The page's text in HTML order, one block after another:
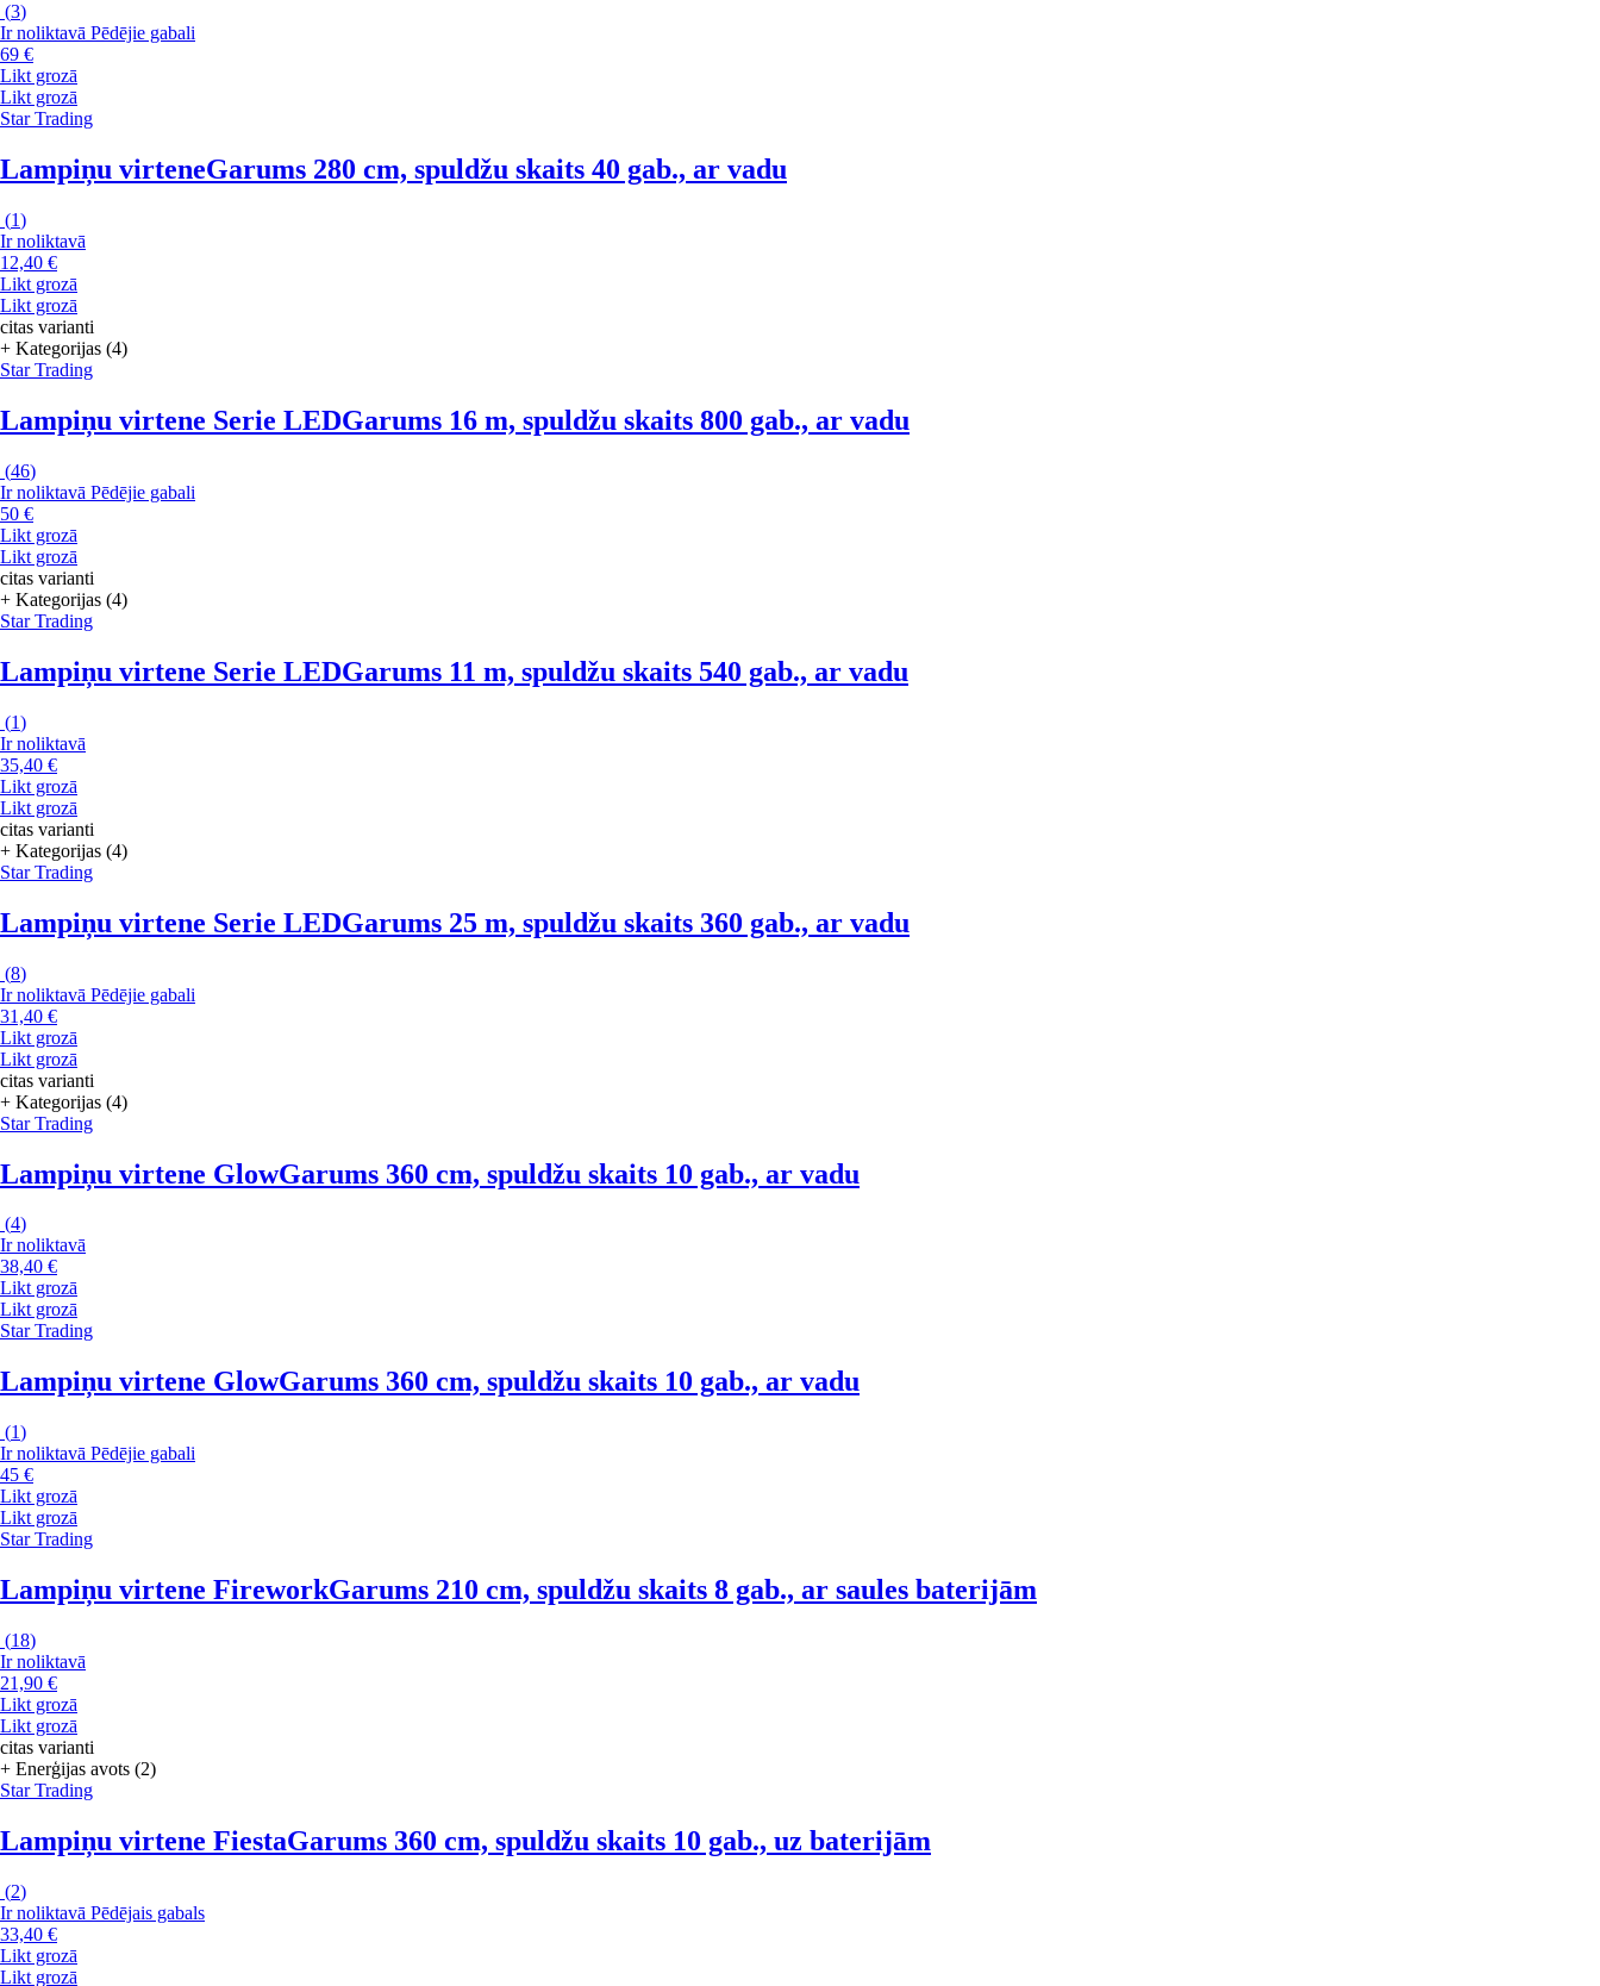
(3)
Ir noliktavā Pēdējie gabali
69 €
Likt grozā
Likt grozā
Star Trading
Lampiņu virteneGarums 280 cm, spuldžu skaits 40 gab., ar vadu
(1)
Ir noliktavā
12,40 €
Likt grozā
Likt grozā
citas varianti
+ Kategorijas (4)
Star Trading
Lampiņu virtene Serie LEDGarums 16 m, spuldžu skaits 800 gab., ar vadu
(46)
Ir noliktavā Pēdējie gabali
50 €
Likt grozā
Likt grozā
citas varianti
+ Kategorijas (4)
Star Trading
Lampiņu virtene Serie LEDGarums 11 m, spuldžu skaits 540 gab., ar vadu
(1)
Ir noliktavā
35,40 €
Likt grozā
Likt grozā
citas varianti
+ Kategorijas (4)
Star Trading
Lampiņu virtene Serie LEDGarums 25 m, spuldžu skaits 360 gab., ar vadu
(8)
Ir noliktavā Pēdējie gabali
31,40 €
Likt grozā
Likt grozā
citas varianti
+ Kategorijas (4)
Star Trading
Lampiņu virtene GlowGarums 360 cm, spuldžu skaits 10 gab., ar vadu
(4)
Ir noliktavā
38,40 €
Likt grozā
Likt grozā
Star Trading
Lampiņu virtene GlowGarums 360 cm, spuldžu skaits 10 gab., ar vadu
(1)
Ir noliktavā Pēdējie gabali
45 €
Likt grozā
Likt grozā
Star Trading
Lampiņu virtene FireworkGarums 210 cm, spuldžu skaits 8 gab., ar saules baterijām
(18)
Ir noliktavā
21,90 €
Likt grozā
Likt grozā
citas varianti
+ Enerģijas avots (2)
Star Trading
Lampiņu virtene FiestaGarums 360 cm, spuldžu skaits 10 gab., uz baterijām
(2)
Ir noliktavā Pēdējais gabals
33,40 €
Likt grozā
Likt grozā